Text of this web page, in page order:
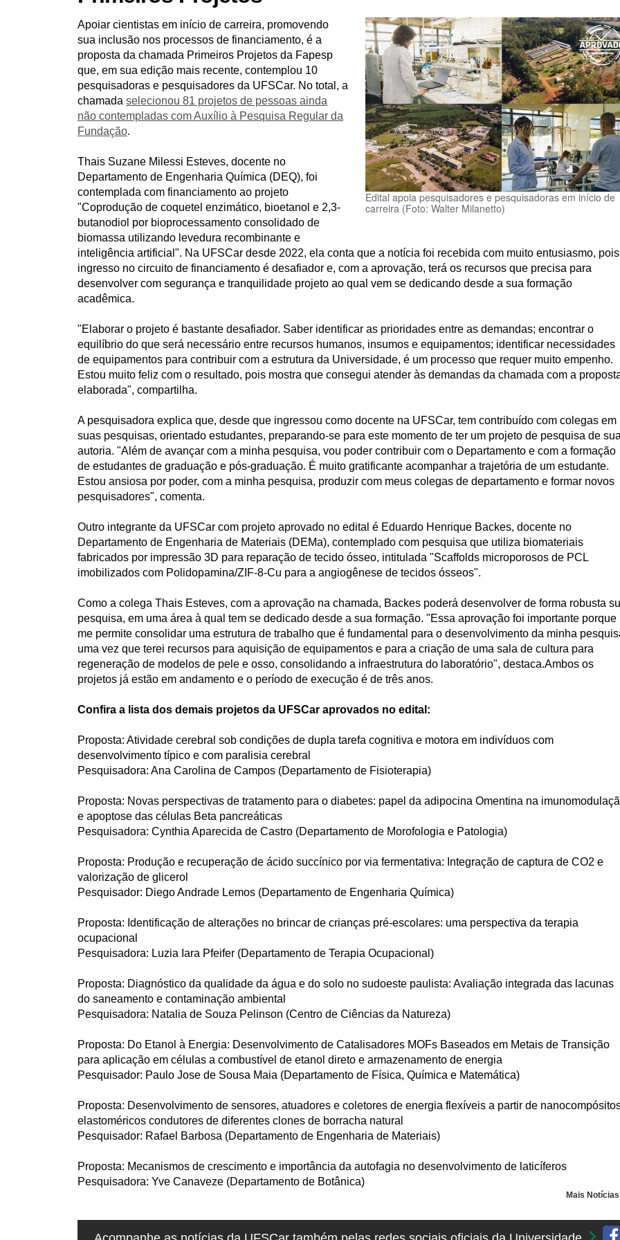
i
:
Edital apoia pesquisadores e pesquisadoras em início de
carreira (Foto: Walter Milanetto)
Apoiar cientistas em início de carreira, promovendo
sua inclusão nos processos de financiamento, é a
proposta da chamada Primeiros Projetos da Fapesp
que, em sua edição mais recente, contemplou 10
pesquisadoras e pesquisadores da UFSCar. No total, a
chamada selecionou 81 projetos de pessoas ainda
não contempladas com Auxílio à Pesquisa Regular da
Fundação.
Thais Suzane Milessi Esteves, docente no
Departamento de Engenharia Química (DEQ), foi
contemplada com financiamento ao projeto
"Coprodução de coquetel enzimático, bioetanol e 2,3-
butanodiol por bioprocessamento consolidado de
biomassa utilizando levedura recombinante e
inteligência artificial". Na UFSCar desde 2022, ela conta que a notícia foi recebida com muito entusiasmo,
ingresso no circuito de financiamento é desafiador e, com a aprovação, terá os recursos que precisa para
desenvolver com segurança e tranquilidade projeto ao qual vem se dedicando desde a sua formação
acadêmica.
"Elaborar o projeto é bastante desafiador. Saber identificar as prioridades entre as demandas; encontrar o
equilíbrio do que será necessário entre recursos humanos, insumos e equipamentos; identificar necessidades
de equipamentos para contribuir com a estrutura da Universidade, é um processo que requer muito empenho.
Estou muito feliz com o resultado, pois mostra que consegui atender às demandas da chamada com a
elaborada", compartilha.
A pesquisadora explica que, desde que ingressou como docente na UFSCar, tem contribuído com colegas em
suas pesquisas, orientado estudantes, preparando-se para este momento de ter um projeto de pesquisa de
autoria. "Além de avançar com a minha pesquisa, vou poder contribuir com o Departamento e com a formação
de estudantes de graduação e pós-graduação. É muito gratificante acompanhar a trajetória de um estudante.
Estou ansiosa por poder, com a minha pesquisa, produzir com meus colegas de departamento e formar novos
pesquisadores", comenta.
Outro integrante da UFSCar com projeto aprovado no edital é Eduardo Henrique Backes, docente no
Departamento de Engenharia de Materiais (DEMa), contemplado com pesquisa que utiliza biomateriais
fabricados por impressão 3D para reparação de tecido ósseo, intitulada "Scaffolds microporosos de PCL
imobilizados com Polidopamina/ZIF-8-Cu para a angiogênese de tecidos ósseos".
Como a colega Thais Esteves, com a aprovação na chamada, Backes poderá desenvolver de forma robusta
pesquisa, em uma área à qual tem se dedicado desde a sua formação. "Essa aprovação foi importante porque
me permite consolidar uma estrutura de trabalho que é fundamental para o desenvolvimento da minha
uma vez que terei recursos para aquisição de equipamentos e para a criação de uma sala de cultura para
regeneração de modelos de pele e osso, consolidando a infraestrutura do laboratório", destaca.Ambos os
projetos já estão em andamento e o período de execução é de três anos.
Confira a lista dos demais projetos da UFSCar aprovados no edital:
Proposta: Atividade cerebral sob condições de dupla tarefa cognitiva e motora em indivíduos com
desenvolvimento típico e com paralisia cerebral
Pesquisadora: Ana Carolina de Campos (Departamento de Fisioterapia)
Proposta: Novas perspectivas de tratamento para o diabetes: papel da adipocina Omentina na
e apoptose das células Beta pancreáticas
Pesquisadora: Cynthia Aparecida de Castro (Departamento de Morofologia e Patologia)
Proposta: Produção e recuperação de ácido succínico por via fermentativa: Integração de captura de CO2 e
valorização de glicerol
Pesquisador: Diego Andrade Lemos (Departamento de Engenharia Química)
Proposta: Identificação de alterações no brincar de crianças pré-escolares: uma perspectiva da terapia
ocupacional
Pesquisadora: Luzia Iara Pfeifer (Departamento de Terapia Ocupacional)
Proposta: Diagnóstico da qualidade da água e do solo no sudoeste paulista: Avaliação integrada das lacunas
do saneamento e contaminação ambiental
Pesquisadora: Natalia de Souza Pelinson (Centro de Ciências da Natureza)
Proposta: Do Etanol à Energia: Desenvolvimento de Catalisadores MOFs Baseados em Metais de Transição
para aplicação em células a combustível de etanol direto e armazenamento de energia
Pesquisador: Paulo Jose de Sousa Maia (Departamento de Física, Química e Matemática)
Proposta: Desenvolvimento de sensores, atuadores e coletores de energia flexíveis a partir de
elastoméricos condutores de diferentes clones de borracha natural
Pesquisador: Rafael Barbosa (Departamento de Engenharia de Materiais)
Proposta: Mecanismos de crescimento e importância da autofagia no desenvolvimento de laticíferos
Pesquisadora: Yve Canaveze (Departamento de Botânica)
Mais